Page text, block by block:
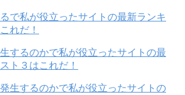
で私が役立ったサイトの最新ランキ
れだ！
するのかで私が役立ったサイトの最
ト３はこれだ！
生するのかで私が役立ったサイトの